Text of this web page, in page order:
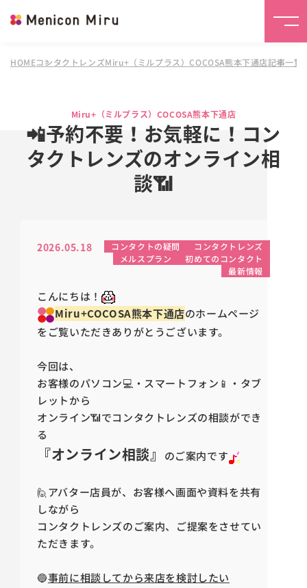
HOMEコンタクトレンズMiru+（ミルプラス）COCOSA熊本下通店記事一覧
Miru+（ミルプラス）COCOSA熊本下通店
📲予約不要！お気軽に！コン
タクトレンズのオンライン相
談📶
2026.05.18 コンタクトの疑問
コンタクトレンズ
メルスプラン
初めてのコンタクト
最新情報
こんにちは！
Miru+COCOSA熊本下通店のホームページ
をご覧いただきありがとうございます。
今回は、
お客様のパソコン💻・スマートフォン📱・タブ
レットから
オンライン📶でコンタクトレンズの相談ができ
る
『オンライン相談』 のご案内です
🙋アバター店員が、お客様へ画面や資料を共有
しながら
コンタクトレンズのご案内、ご提案をさせてい
ただきます。
🔵事前に相談してから来店を検討したい